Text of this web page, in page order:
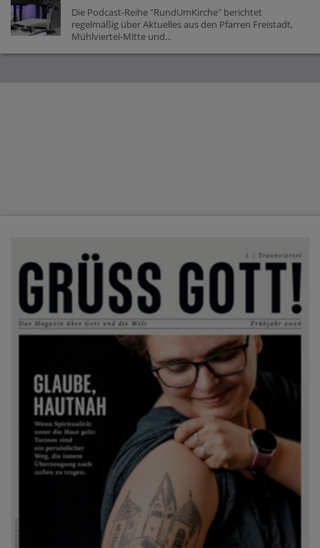
Die Podcast-Reihe "RundUmKirche" berichtet
regelmäßig über Aktuelles aus den Pfarren Freistadt,
Mühlviertel-Mitte und...